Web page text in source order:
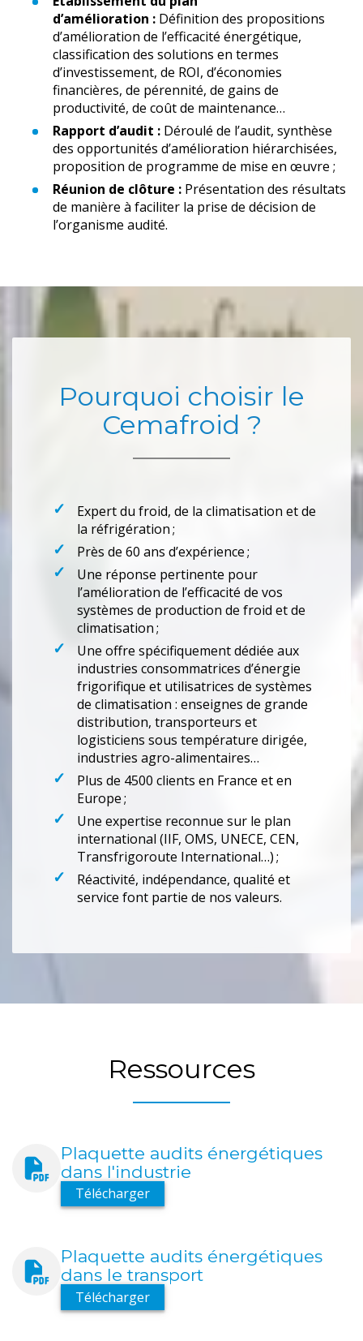
d’amélioration : Définition des propositions
d’amélioration de l’efficacité énergétique,
classification des solutions en termes
d’investissement, de ROI, d’économies
financières, de pérennité, de gains de
productivité, de coût de maintenance…
Rapport d’audit : Déroulé de l’audit, synthèse
des opportunités d’amélioration hiérarchisées,
proposition de programme de mise en œuvre ;
Réunion de clôture : Présentation des résultats
de manière à faciliter la prise de décision de
l’organisme audité.
Pourquoi choisir le
Cemafroid ?
Expert du froid, de la climatisation et de
la réfrigération ;
Près de 60 ans d’expérience ;
Une réponse pertinente pour
l’amélioration de l’efficacité de vos
systèmes de production de froid et de
climatisation ;
Une offre spécifiquement dédiée aux
industries consommatrices d’énergie
frigorifique et utilisatrices de systèmes
de climatisation : enseignes de grande
distribution, transporteurs et
logisticiens sous température dirigée,
industries agro-alimentaires…
Plus de 4500 clients en France et en
Europe ;
Une expertise reconnue sur le plan
international (IIF, OMS, UNECE, CEN,
Transfrigoroute International…) ;
Réactivité, indépendance, qualité et
service font partie de nos valeurs.
Ressources
Plaquette audits énergétiques
dans l'industrie
Télécharger
Plaquette audits énergétiques
dans le transport
Télécharger